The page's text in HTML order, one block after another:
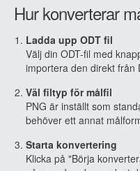
Hur konverterar
Ladda upp ODT fil
Välj din ODT-fil med
importera den direkt från
Väl filtyp för målfil
PNG är inställt som
behöver ett annat
Starta konvertering
Klicka på "Börja